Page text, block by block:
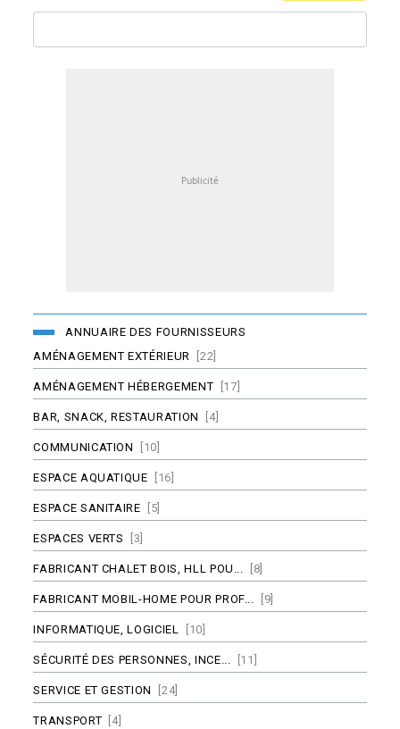
ANNUAIRE DES FOURNISSEURS
AMÉNAGEMENT EXTÉRIEUR [22]
AMÉNAGEMENT HÉBERGEMENT [17]
BAR, SNACK, RESTAURATION [4]
COMMUNICATION [10]
ESPACE AQUATIQUE [16]
ESPACE SANITAIRE [5]
ESPACES VERTS [3]
FABRICANT CHALET BOIS, HLL POU... [8]
FABRICANT MOBIL-HOME POUR PROF... [9]
INFORMATIQUE, LOGICIEL [10]
SÉCURITÉ DES PERSONNES, INCE... [11]
SERVICE ET GESTION [24]
TRANSPORT [4]